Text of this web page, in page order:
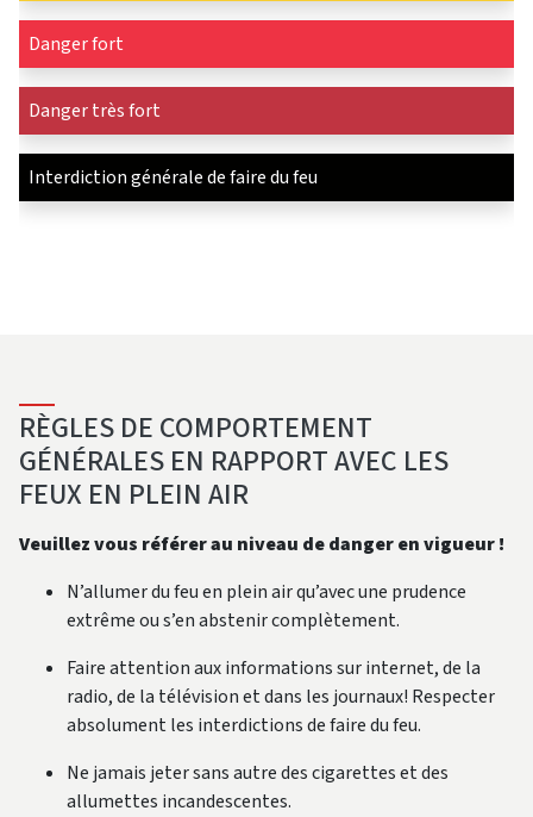
Danger fort
Danger très fort
Interdiction générale de faire du feu
RÈGLES DE COMPORTEMENT
GÉNÉRALES EN RAPPORT AVEC LES
FEUX EN PLEIN AIR
Veuillez vous référer au niveau de danger en vigueur !
N’allumer du feu en plein air qu’avec une prudence
extrême ou s’en abstenir complètement.
Faire attention aux informations sur internet, de la
radio, de la télévision et dans les journaux! Respecter
absolument les interdictions de faire du feu.
Ne jamais jeter sans autre des cigarettes et des
allumettes incandescentes.